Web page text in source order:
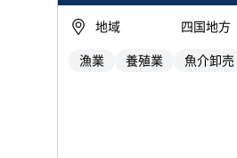
地域 四国地方
漁業 養殖業 魚介卸売